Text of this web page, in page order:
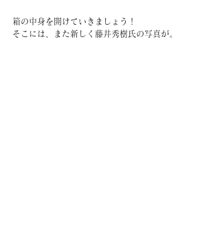
箱の中身を開けていきましょう！
そこには、また新しく藤井秀樹氏の写真が。